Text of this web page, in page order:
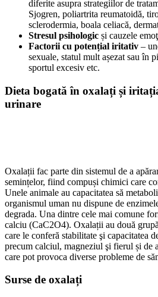
diferite asupra strategiilor de
Sjogren, poliartrita reumatoidă,
sclerodermia, boala celiacă,
Stresul psihologic și cauzele
Factorii cu potențial iritativ –
sexuale, statul mult așezat sau în
sportul excesiv etc.
Dieta bogată în oxalați și
urinare
Oxalații fac parte din sistemul de a
semințelor, fiind compuși chimici care
Unele animale au capacitatea să
organismul uman nu dispune de
degrada. Una dintre cele mai comune
calciu (CaC2O4). Oxalații au două
care le conferă stabilitate şi capacitatea
precum calciul, magneziul şi fierul și de
care pot provoca diverse probleme de
Surse de oxalați